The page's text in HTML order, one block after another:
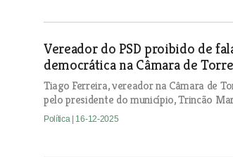
Vereador do PSD proibido de
democrática na Câmara de
Tiago Ferreira, vereador na Câmara de
pelo presidente do município, Trincão
Política | 16-12-2025